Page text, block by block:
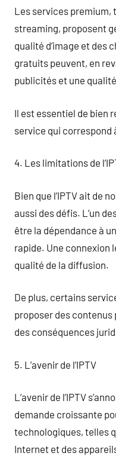
Les services premium,
streaming, proposent
qualité d’image et des
gratuits peuvent, en
publicités et une
Il est essentiel de bien
service qui correspond
4. Les limitations de
Bien que l’IPTV ait de
aussi des défis. L’un
être la dépendance à
rapide. Une connexion
qualité de la diffusion.
De plus, certains
proposer des
des conséquences
5. L’avenir de l’IPTV
L’avenir de l’IPTV
demande croissante
technologiques, telles
Internet et des